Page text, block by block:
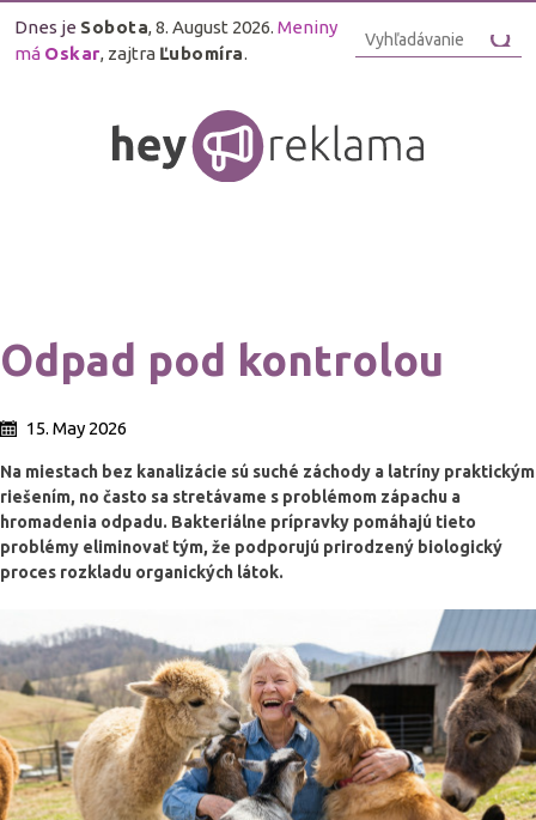
Dnes je Sobota, 8. August 2026. Meniny
má Oskar, zajtra Ľubomíra.
Odpad pod kontrolou
15. May 2026
Na miestach bez kanalizácie sú suché záchody a latríny praktickým
riešením, no často sa stretávame s problémom zápachu a
hromadenia odpadu. Bakteriálne prípravky pomáhajú tieto
problémy eliminovať tým, že podporujú prirodzený biologický
proces rozkladu organických látok.